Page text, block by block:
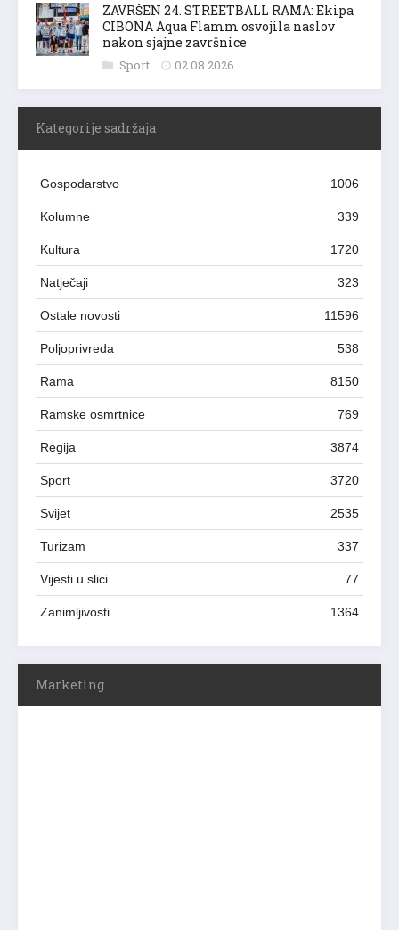
ZAVRŠEN 24. STREETBALL RAMA: Ekipa
CIBONA Aqua Flamm osvojila naslov
nakon sjajne završnice
Sport 02.08.2026.
Kategorije sadržaja
Gospodarstvo 1006
Kolumne 339
Kultura 1720
Natječaji 323
Ostale novosti 11596
Poljoprivreda 538
Rama 8150
Ramske osmrtnice 769
Regija 3874
Sport 3720
Svijet 2535
Turizam 337
Vijesti u slici 77
Zanimljivosti 1364
Marketing